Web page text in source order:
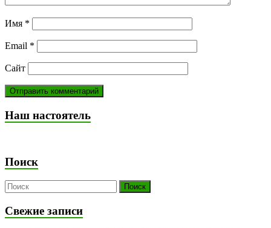
Имя *
Email *
Сайт
Наш настоятель
Поиск
Свежие записи